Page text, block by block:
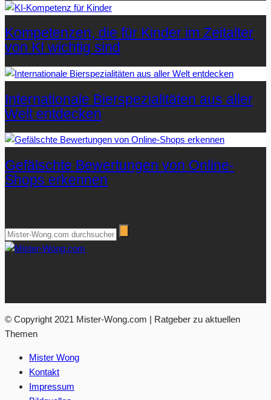
Kompetenzen, die für Kinder im Zeitalter
von KI wichtig sind
Internationale Bierspezialitäten aus aller
Welt entdecken
Gefälschte Bewertungen von Online-
Shops erkennen
© Copyright 2021 Mister-Wong.com | Ratgeber zu aktuellen
Themen
Mister Wong
Kontakt
Impressum